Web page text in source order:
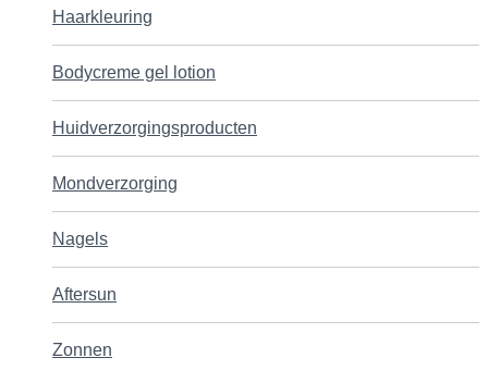
Haarkleuring
Bodycreme gel lotion
Huidverzorgingsproducten
Mondverzorging
Nagels
Aftersun
Zonnen